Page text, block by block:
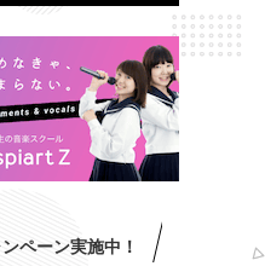
ペーン実施中！